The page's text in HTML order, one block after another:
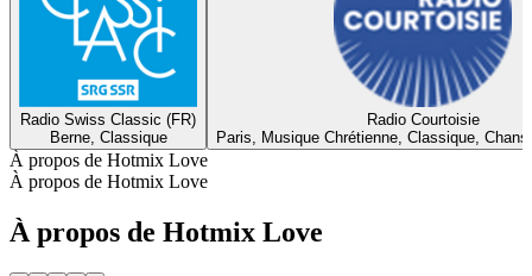
Radio Swiss Classic (FR)
Berne, Classique
Radio Courtoisie
Paris, Musique Chrétienne, Classique,
À propos de Hotmix Love
À propos de Hotmix Love
À propos de Hotmix Love